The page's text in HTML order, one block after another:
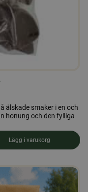
älskade smaker i en och
honung och den fylliga
Karameller 100gr
Lägg i varukorg